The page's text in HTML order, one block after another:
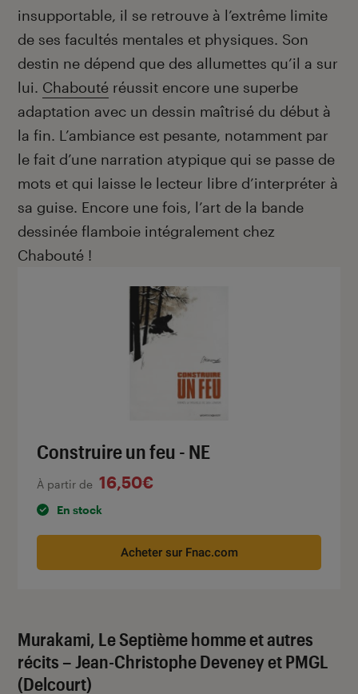
insupportable, il se retrouve à l’extrême limite
de ses facultés mentales et physiques. Son
destin ne dépend que des allumettes qu’il a sur
lui. Chabouté réussit encore une superbe
adaptation avec un dessin maîtrisé du début à
la fin. L’ambiance est pesante, notamment par
le fait d’une narration atypique qui se passe de
mots et qui laisse le lecteur libre d’interpréter à
sa guise. Encore une fois, l’art de la bande
dessinée flamboie intégralement chez
Chabouté !
Construire un feu - NE
À partir de 16,50€
En stock
Acheter sur Fnac.com
Murakami, Le Septième homme et autres
récits – Jean-Christophe Deveney et PMGL
(Delcourt)